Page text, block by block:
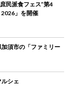
民派食フェス”第4
」を開催
須市の「ファミリー
シェ